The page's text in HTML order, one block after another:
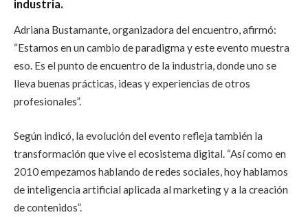
industria.
Adriana Bustamante, organizadora del encuentro, afirmó:
“Estamos en un cambio de paradigma y este evento muestra
eso. Es el punto de encuentro de la industria, donde uno se
lleva buenas prácticas, ideas y experiencias de otros
profesionales”.
Según indicó, la evolución del evento refleja también la
transformación que vive el ecosistema digital. “Así como en
2010 empezamos hablando de redes sociales, hoy hablamos
de inteligencia artificial aplicada al marketing y a la creación
de contenidos”.